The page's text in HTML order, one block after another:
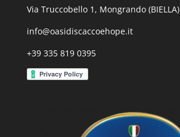
Via Truccobello 1, Mongrando (BIELLA)
info@oasidiscaccoehope.it
+39 335 819 0395